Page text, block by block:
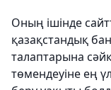
Оның ішінде
қазақстандық
талаптарына
төмендеуіне ең